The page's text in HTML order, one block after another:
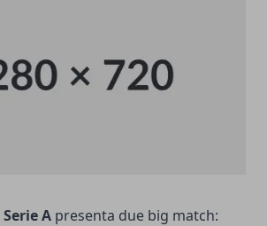
Serie A presenta due big match: